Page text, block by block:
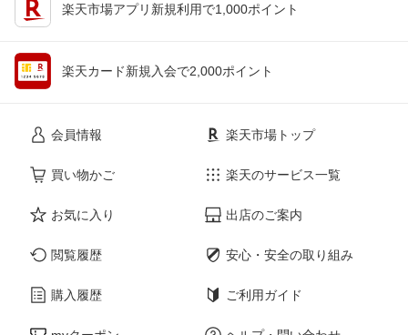
楽天市場アプリ新規利用で1,000ポイント
楽天カード新規入会で2,000ポイント
会員情報
買い物かご
お気に入り
閲覧履歴
購入履歴
楽天市場トップ
楽天のサービス一覧
出店のご案内
安心・安全の取り組み
ご利用ガイド